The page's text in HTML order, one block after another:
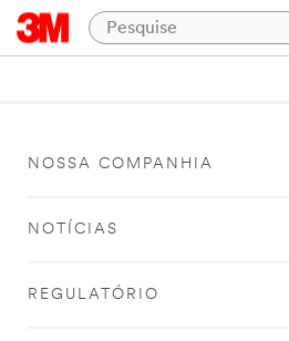
NOSSA COMPANHIA
NOTÍCIAS
REGULATÓRIO